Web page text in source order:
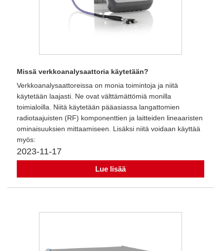
Missä verkkoanalysaattoria käytetään?
Verkkoanalysaattoreissa on monia toimintoja ja niitä
käytetään laajasti. Ne ovat välttämättömiä monilla
toimialoilla. Niitä käytetään pääasiassa langattomien
radiotaajuisten (RF) komponenttien ja laitteiden lineaaristen
ominaisuuksien mittaamiseen. Lisäksi niitä voidaan käyttää
myös:
2023-11-17
Lue lisää